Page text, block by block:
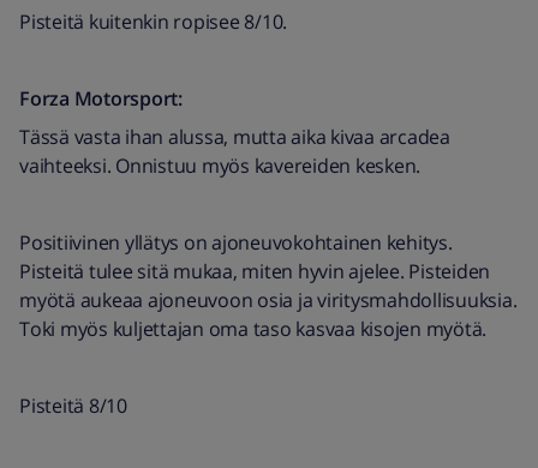
Pisteitä kuitenkin ropisee 8/10.
Forza Motorsport:
Tässä vasta ihan alussa, mutta aika kivaa arcadea
vaihteeksi. Onnistuu myös kavereiden kesken.
Positiivinen yllätys on ajoneuvokohtainen kehitys.
Pisteitä tulee sitä mukaa, miten hyvin ajelee. Pisteiden
myötä aukeaa ajoneuvoon osia ja viritysmahdollisuuksia.
Toki myös kuljettajan oma taso kasvaa kisojen myötä.
Pisteitä 8/10